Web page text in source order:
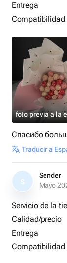
Entrega
Compatibilidad
foto previa a la
Спасибо
Traducir a
S
Sender
Mayo
Servicio de la
Calidad/precio
Entrega
Compatibilidad